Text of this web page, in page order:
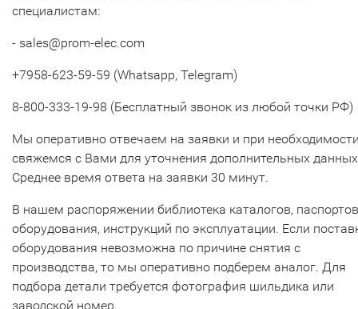
специалистам:
- sales@prom-elec.com
+7958-623-59-59 (Whatsapp, Telegram)
8-800-333-19-98 (Бесплатный звонок из любой точки РФ)
Мы оперативно отвечаем на заявки и при
свяжемся с Вами для уточнения дополнительных
Среднее время ответа на заявки 30 минут.
В нашем распоряжении библиотека каталогов, паспортов
оборудования, инструкций по эксплуатации. Если
оборудования невозможна по причине снятия с
производства, то мы оперативно подберем аналог. Для
подбора детали требуется фотография шильдика или
заводской номер.